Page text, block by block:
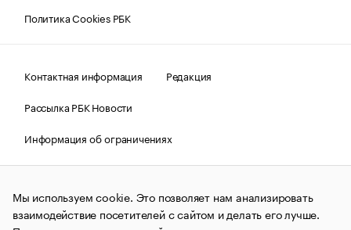
Политика Cookies РБК
Контактная информация
Редакция
Рассылка РБК Новости
Информация об ограничениях
Правовая информация
О соблюдении авторских прав
© АО «РОСБИЗНЕСКОНСАЛТИНГ»,1995–2026.Сообщения
и материалы информационного агентства «РБК»
(зарегистрировано Федеральной службой по надзору в сфере
Мы используем cookie. Это позволяет нам анализировать
взаимодействие посетителей с сайтом и делать его лучше.